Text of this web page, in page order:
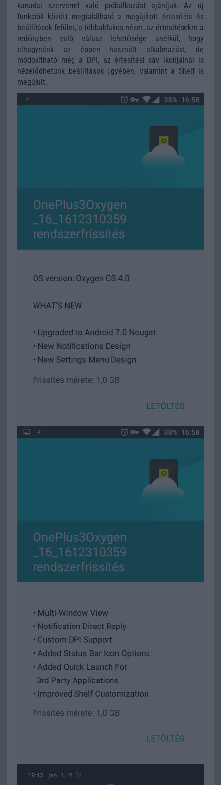
kanadai szerverrel való próbálkozást ajánljuk. Az új
funkciók között megtalálható a megújított értesítési és
beállítások felület, a többablakos nézet, az értesítésekre a
redőnyben való válasz lehetősége anélkül, hogy
elhagynánk az éppen használt alkalmazást, de
módosítható még a DPI, az értesítési sáv ikonjainál is
nézelődhetünk beállítások ügyében, valamint a Shelf is
megújult.